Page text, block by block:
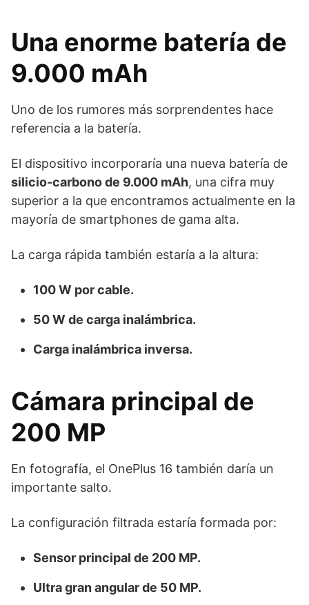
Una enorme batería de
9.000 mAh
Uno de los rumores más sorprendentes hace
referencia a la batería.
El dispositivo incorporaría una nueva batería de
silicio-carbono de 9.000 mAh, una cifra muy
superior a la que encontramos actualmente en la
mayoría de smartphones de gama alta.
La carga rápida también estaría a la altura:
100 W por cable.
50 W de carga inalámbrica.
Carga inalámbrica inversa.
Cámara principal de
200 MP
En fotografía, el OnePlus 16 también daría un
importante salto.
La configuración filtrada estaría formada por:
Sensor principal de 200 MP.
Ultra gran angular de 50 MP.